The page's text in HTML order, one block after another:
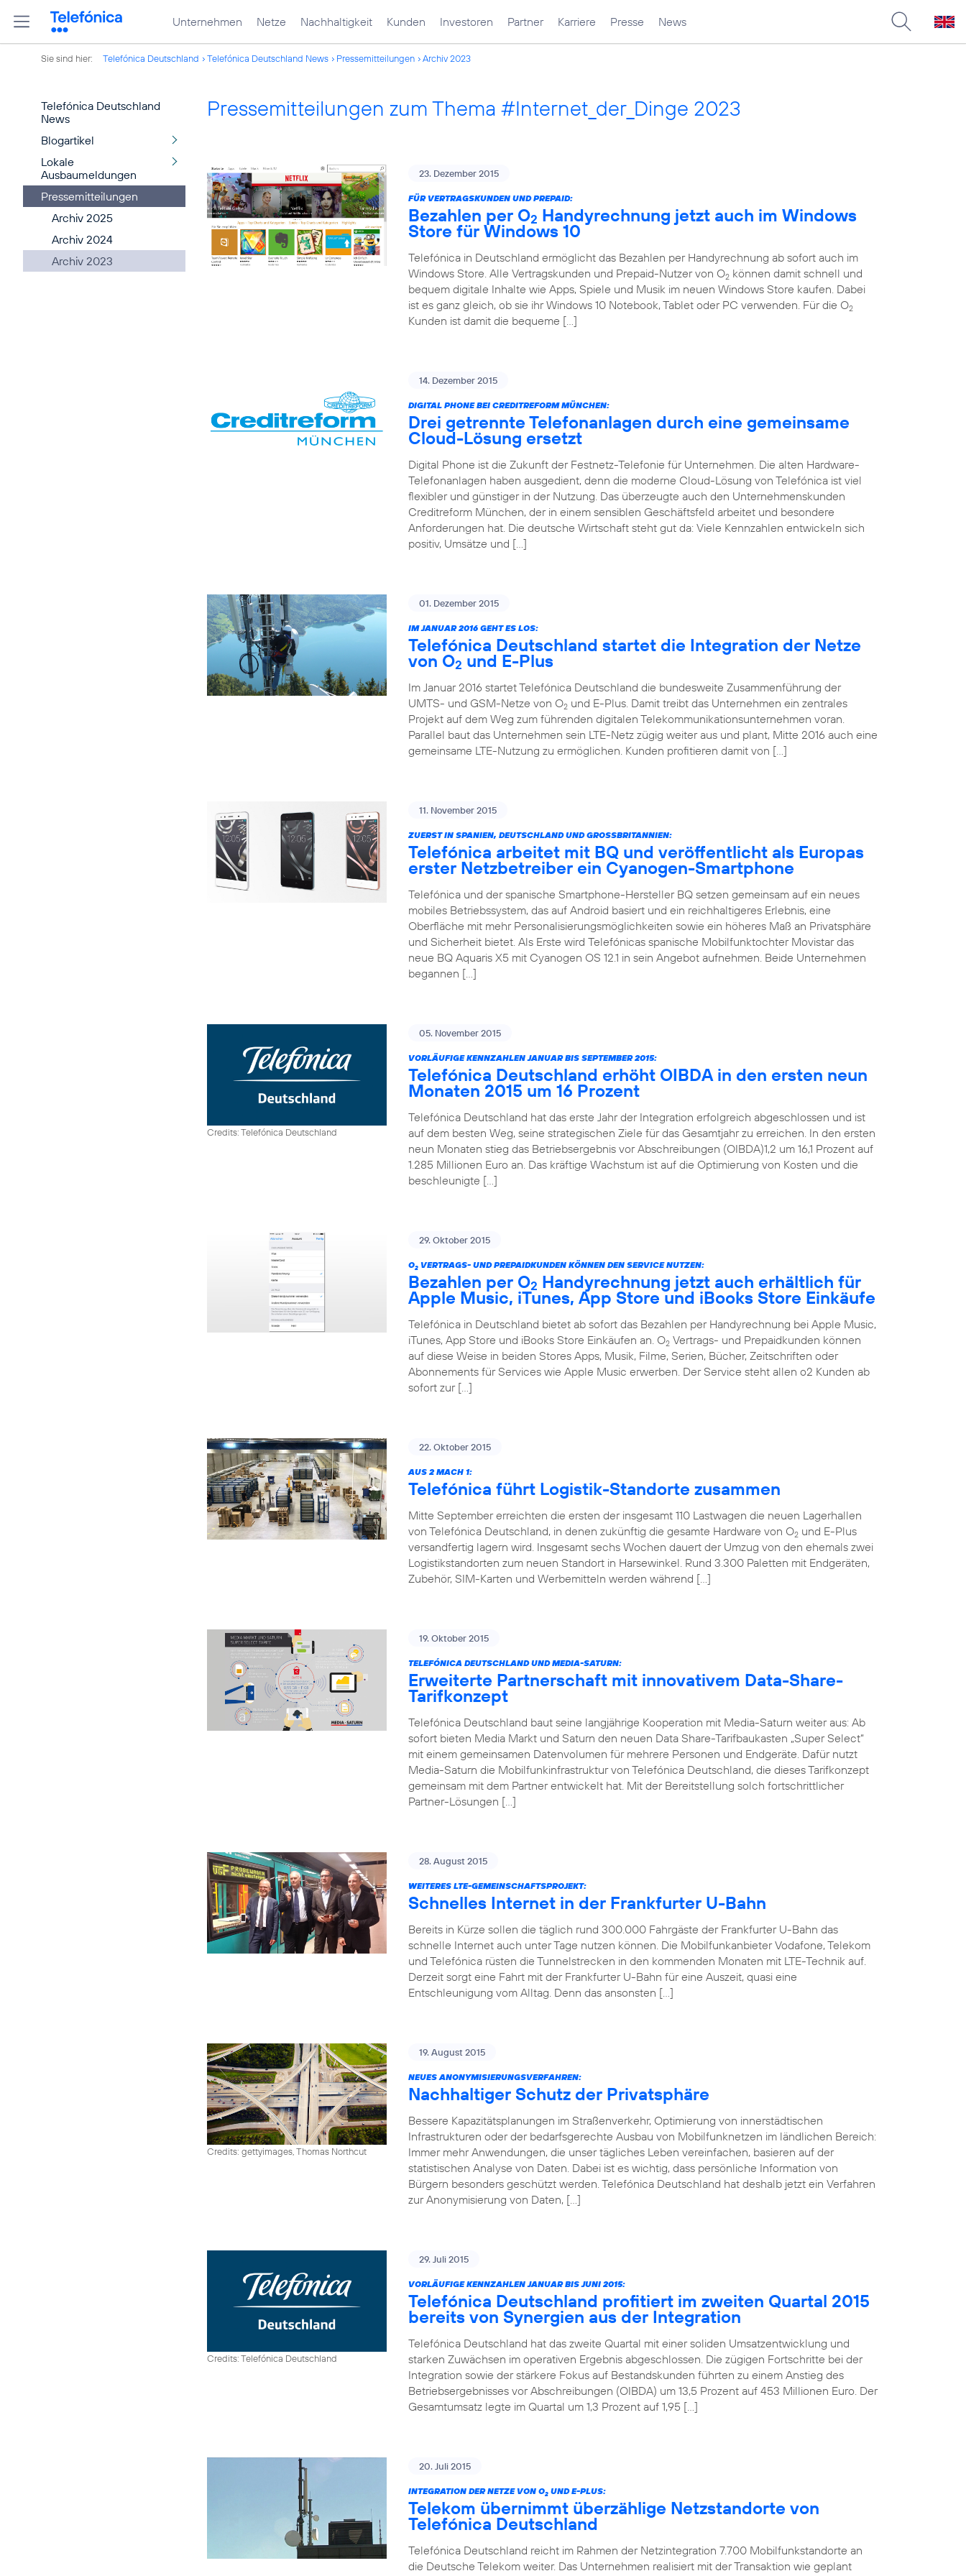
Unternehmen Netze Nachhaltigkeit Kunden Investoren Partner Karriere Presse News
Sie sind hier: Telefónica Deutschland Telefónica Deutschland News Pressemitteilungen Archiv 2023
Telefónica Deutschland
News
Blogartikel
Lokale
Ausbaumeldungen
Pressemitteilungen
Archiv 2025
Archiv 2024
Archiv 2023
Pressemitteilungen zum Thema #Internet_der_Dinge 2023
23. Dezember 2015
FÜR VERTRAGSKUNDEN UND PREPAID:
Bezahlen per O2 Handyrechnung jetzt auch im Windows
Store für Windows 10
Telefónica in Deutschland ermöglicht das Bezahlen per Handyrechnung ab sofort auch im
Windows Store. Alle Vertragskunden und Prepaid-Nutzer von O2 können damit schnell und
bequem digitale Inhalte wie Apps, Spiele und Musik im neuen Windows Store kaufen. Dabei
ist es ganz gleich, ob sie ihr Windows 10 Notebook, Tablet oder PC verwenden. Für die O2
Kunden ist damit die bequeme […]
14. Dezember 2015
DIGITAL PHONE BEI CREDITREFORM MÜNCHEN:
Drei getrennte Telefonanlagen durch eine gemeinsame
Cloud-Lösung ersetzt
Digital Phone ist die Zukunft der Festnetz-Telefonie für Unternehmen. Die alten Hardware-
Telefonanlagen haben ausgedient, denn die moderne Cloud-Lösung von Telefónica ist viel
flexibler und günstiger in der Nutzung. Das überzeugte auch den Unternehmenskunden
Creditreform München, der in einem sensiblen Geschäftsfeld arbeitet und besondere
Anforderungen hat. Die deutsche Wirtschaft steht gut da: Viele Kennzahlen entwickeln sich
positiv, Umsätze und […]
01. Dezember 2015
IM JANUAR 2016 GEHT ES LOS:
Telefónica Deutschland startet die Integration der Netze
von O2 und E-Plus
Im Januar 2016 startet Telefónica Deutschland die bundesweite Zusammenführung der
UMTS- und GSM-Netze von O2 und E-Plus. Damit treibt das Unternehmen ein zentrales
Projekt auf dem Weg zum führenden digitalen Telekommunikationsunternehmen voran.
Parallel baut das Unternehmen sein LTE-Netz zügig weiter aus und plant, Mitte 2016 auch eine
gemeinsame LTE-Nutzung zu ermöglichen. Kunden profitieren damit von […]
11. November 2015
ZUERST IN SPANIEN, DEUTSCHLAND UND GROSSBRITANNIEN:
Telefónica arbeitet mit BQ und veröffentlicht als Europas
erster Netzbetreiber ein Cyanogen-Smartphone
Telefónica und der spanische Smartphone-Hersteller BQ setzen gemeinsam auf ein neues
mobiles Betriebssystem, das auf Android basiert und ein reichhaltigeres Erlebnis, eine
Oberfläche mit mehr Personalisierungsmöglichkeiten sowie ein höheres Maß an Privatsphäre
und Sicherheit bietet. Als Erste wird Telefónicas spanische Mobilfunktochter Movistar das
neue BQ Aquaris X5 mit Cyanogen OS 12.1 in sein Angebot aufnehmen. Beide Unternehmen
begannen […]
Credits: Telefónica Deutschland
05. November 2015
VORLÄUFIGE KENNZAHLEN JANUAR BIS SEPTEMBER 2015:
Telefónica Deutschland erhöht OIBDA in den ersten neun
Monaten 2015 um 16 Prozent
Telefónica Deutschland hat das erste Jahr der Integration erfolgreich abgeschlossen und ist
auf dem besten Weg, seine strategischen Ziele für das Gesamtjahr zu erreichen. In den ersten
neun Monaten stieg das Betriebsergebnis vor Abschreibungen (OIBDA)1,2 um 16,1 Prozent auf
1.285 Millionen Euro an. Das kräftige Wachstum ist auf die Optimierung von Kosten und die
beschleunigte […]
29. Oktober 2015
O2 VERTRAGS- UND PREPAIDKUNDEN KÖNNEN DEN SERVICE NUTZEN:
Bezahlen per O2 Handyrechnung jetzt auch erhältlich für
Apple Music, iTunes, App Store und iBooks Store Einkäufe
Telefónica in Deutschland bietet ab sofort das Bezahlen per Handyrechnung bei Apple Music,
iTunes, App Store und iBooks Store Einkäufen an. O2 Vertrags- und Prepaidkunden können
auf diese Weise in beiden Stores Apps, Musik, Filme, Serien, Bücher, Zeitschriften oder
Abonnements für Services wie Apple Music erwerben. Der Service steht allen o2 Kunden ab
sofort zur […]
22. Oktober 2015
AUS 2 MACH 1:
Telefónica führt Logistik-Standorte zusammen
Mitte September erreichten die ersten der insgesamt 110 Lastwagen die neuen Lagerhallen
von Telefónica Deutschland, in denen zukünftig die gesamte Hardware von O2 und E-Plus
versandfertig lagern wird. Insgesamt sechs Wochen dauert der Umzug von den ehemals zwei
Logistikstandorten zum neuen Standort in Harsewinkel. Rund 3.300 Paletten mit Endgeräten,
Zubehör, SIM-Karten und Werbemitteln werden während […]
19. Oktober 2015
TELEFÓNICA DEUTSCHLAND UND MEDIA-SATURN:
Erweiterte Partnerschaft mit innovativem Data-Share-
Tarifkonzept
Telefónica Deutschland baut seine langjährige Kooperation mit Media-Saturn weiter aus: Ab
sofort bieten Media Markt und Saturn den neuen Data Share-Tarifbaukasten „Super Select“
mit einem gemeinsamen Datenvolumen für mehrere Personen und Endgeräte. Dafür nutzt
Media-Saturn die Mobilfunkinfrastruktur von Telefónica Deutschland, die dieses Tarifkonzept
gemeinsam mit dem Partner entwickelt hat. Mit der Bereitstellung solch fortschrittlicher
Partner-Lösungen […]
28. August 2015
WEITERES LTE-GEMEINSCHAFTSPROJEKT:
Schnelles Internet in der Frankfurter U-Bahn
Bereits in Kürze sollen die täglich rund 300.000 Fahrgäste der Frankfurter U-Bahn das
schnelle Internet auch unter Tage nutzen können. Die Mobilfunkanbieter Vodafone, Telekom
und Telefónica rüsten die Tunnelstrecken in den kommenden Monaten mit LTE-Technik auf.
Derzeit sorgt eine Fahrt mit der Frankfurter U-Bahn für eine Auszeit, quasi eine
Entschleunigung vom Alltag. Denn das ansonsten […]
Credits: gettyimages, Thomas Northcut
19. August 2015
NEUES ANONYMISIERUNGSVERFAHREN:
Nachhaltiger Schutz der Privatsphäre
Bessere Kapazitätsplanungen im Straßenverkehr, Optimierung von innerstädtischen
Infrastrukturen oder der bedarfsgerechte Ausbau von Mobilfunknetzen im ländlichen Bereich:
Immer mehr Anwendungen, die unser tägliches Leben vereinfachen, basieren auf der
statistischen Analyse von Daten. Dabei ist es wichtig, dass persönliche Information von
Bürgern besonders geschützt werden. Telefónica Deutschland hat deshalb jetzt ein Verfahren
zur Anonymisierung von Daten, […]
Credits: Telefónica Deutschland
29. Juli 2015
VORLÄUFIGE KENNZAHLEN JANUAR BIS JUNI 2015:
Telefónica Deutschland profitiert im zweiten Quartal 2015
bereits von Synergien aus der Integration
Telefónica Deutschland hat das zweite Quartal mit einer soliden Umsatzentwicklung und
starken Zuwächsen im operativen Ergebnis abgeschlossen. Die zügigen Fortschritte bei der
Integration sowie der stärkere Fokus auf Bestandskunden führten zu einem Anstieg des
Betriebsergebnisses vor Abschreibungen (OIBDA) um 13,5 Prozent auf 453 Millionen Euro. Der
Gesamtumsatz legte im Quartal um 1,3 Prozent auf 1,95 […]
20. Juli 2015
INTEGRATION DER NETZE VON O2 UND E-PLUS:
Telekom übernimmt überzählige Netzstandorte von
Telefónica Deutschland
Telefónica Deutschland reicht im Rahmen der Netzintegration 7.700 Mobilfunkstandorte an
die Deutsche Telekom weiter. Das Unternehmen realisiert mit der Transaktion wie geplant